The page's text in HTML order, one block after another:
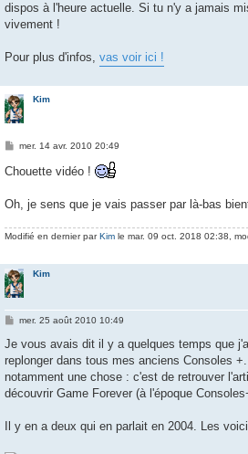
dispos à l'heure actuelle. Si tu n'y a jamais
vivement !
Pour plus d'infos, vas voir ici !
Kim
M
s
s
g
e
mer. 14 avr. 2010 20:49
Chouette vidéo !
Oh, je sens que je vais passer par là-bas
Modifié en dernier par Kim le mar. 09 oct. 2018 02:38,
Kim
M
s
a
g
mer. 25 août 2010 10:49
Je vous avais dit il y a quelques temps que
replonger dans tous mes anciens Consoles
notamment une chose : c'est de retrouver
découvrir Game Forever (à l'époque
Il y en a deux qui en parlait en 2004. Les